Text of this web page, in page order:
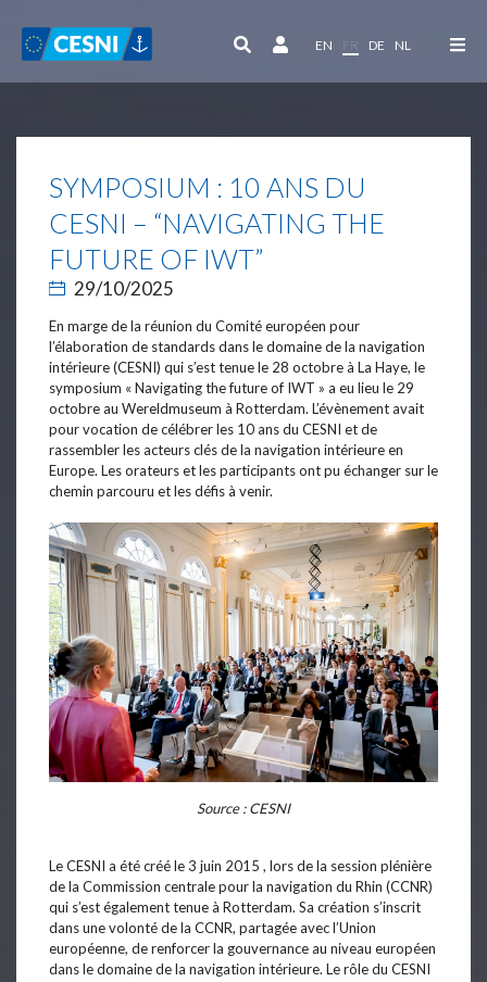
EN FR DE NL
SYMPOSIUM : 10 ANS DU
CESNI – “NAVIGATING THE
FUTURE OF IWT”
29/10/2025
En marge de la réunion du Comité européen pour
l’élaboration de standards dans le domaine de la navigation
intérieure (CESNI) qui s’est tenue le 28 octobre à La Haye, le
symposium « Navigating the future of IWT » a eu lieu le 29
octobre au Wereldmuseum à Rotterdam. L’évènement avait
pour vocation de célébrer les 10 ans du CESNI et de
rassembler les acteurs clés de la navigation intérieure en
Europe. Les orateurs et les participants ont pu échanger sur le
chemin parcouru et les défis à venir.
Source : CESNI
Le CESNI a été créé le 3 juin 2015 , lors de la session plénière
de la Commission centrale pour la navigation du Rhin (CCNR)
qui s’est également tenue à Rotterdam. Sa création s’inscrit
dans une volonté de la CCNR, partagée avec l’Union
européenne, de renforcer la gouvernance au niveau européen
dans le domaine de la navigation intérieure. Le rôle du CESNI